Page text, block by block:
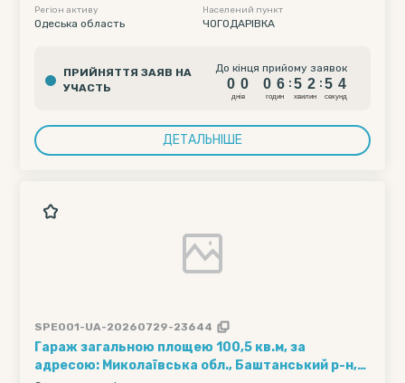
НДУ ДЕРЖАВНОГО МАЙНА УК
РАЇНИ ПО ОДЕСЬКІЙ ТА МИКО
Регіон активу
Одеська область
Населений пункт
ЧОГОДАРІВКА
ПРИЙНЯТТЯ ЗАЯВ НА
УЧАСТЬ
До кінця прийому заявок
0
0
0
0
днiв
0
0
6
6
годин
:
5
5
2
2
хвилин
:
5
5 3
4
секунд
ДЕТАЛЬНІШЕ
SPE001-UA-20260729-23644
Гараж загальною площею 100,5 кв.м, за
адресою: Миколаївська обл., Баштанський р-н,